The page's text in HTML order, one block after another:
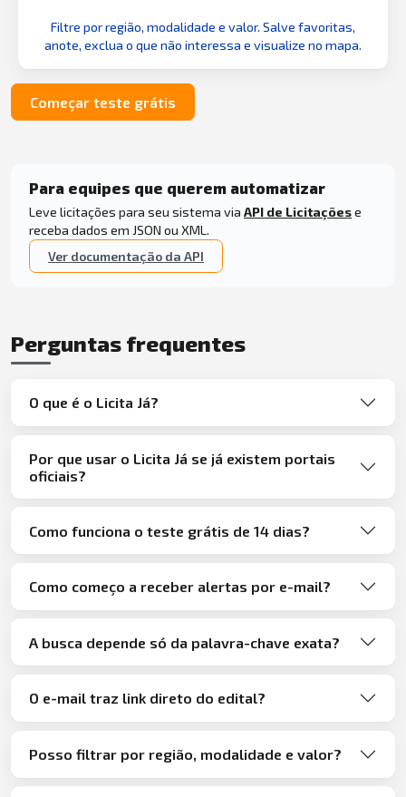
Filtre por região, modalidade e valor. Salve favoritas,
anote, exclua o que não interessa e visualize no mapa.
Começar teste grátis
Para equipes que querem automatizar
Leve licitações para seu sistema via API de Licitaçõese
receba dados em JSON ou XML.
Ver documentação da API
Perguntas frequentes
O que é o Licita Já?
Por que usar o Licita Já se já existem portais
oficiais?
Como funciona o teste grátis de 14 dias?
Como começo a receber alertas por e-mail?
A busca depende só da palavra-chave exata?
O e-mail traz link direto do edital?
Posso filtrar por região, modalidade e valor?